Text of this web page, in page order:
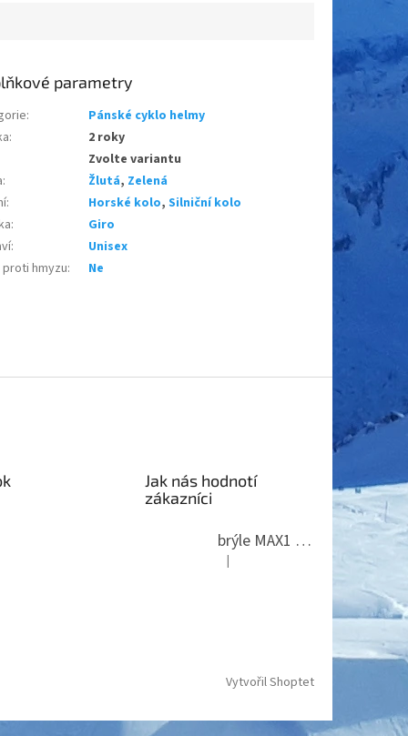
parametry
:
Pánské cyklo helmy
:
2 roky
Zvolte variantu
: Žlutá, Zelená
: Horské kolo,Silniční kolo
:
Giro
:
Unisex
hmyzu: Ne
Jak nás hodnotí
zákazníci
brýle MAX1 Thunder
Hodnocení produktu je 5 z 5
|
Vytvořil Shoptet